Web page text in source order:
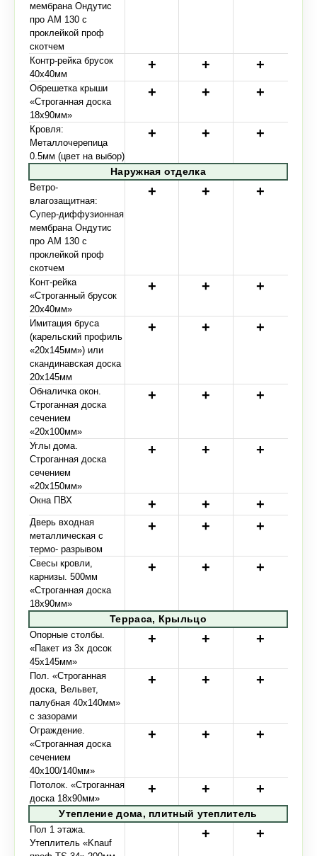
мембрана Ондутис
про АМ 130 с
проклейкой проф
скотчем
Контр-рейка брусок
40х40мм
Обрешетка крыши
«Строганная доска
18х90мм»
Кровля:
Металлочерепица
0.5мм (цвет на выбор)
Наружная отделка
Ветро-
влагозащитная:
Супер-диффузионная
мембрана Ондутис
про АМ 130 с
проклейкой проф
скотчем
Конт-рейка
«Строганный брусок
20х40мм»
Имитация бруса
(карельский профиль
«20х145мм») или
скандинавская доска
20х145мм
Обналичка окон.
Строганная доска
сечением
«20х100мм»
Углы дома.
Строганная доска
сечением
«20х150мм»
Окна ПВХ
Дверь входная
металлическая с
термо- разрывом
Свесы кровли,
карнизы. 500мм
«Строганная доска
18х90мм»
Терраса, Крыльцо
Опорные столбы.
«Пакет из 3х досок
45х145мм»
Пол. «Строганная
доска, Вельвет,
палубная 40х140мм»
с зазорами
Ограждение.
«Строганная доска
сечением
40х100/140мм»
Потолок. «Строганная
доска 18х90мм»
Утепление дома, плитный утеплитель
Пол 1 этажа.
Утеплитель «Knauf